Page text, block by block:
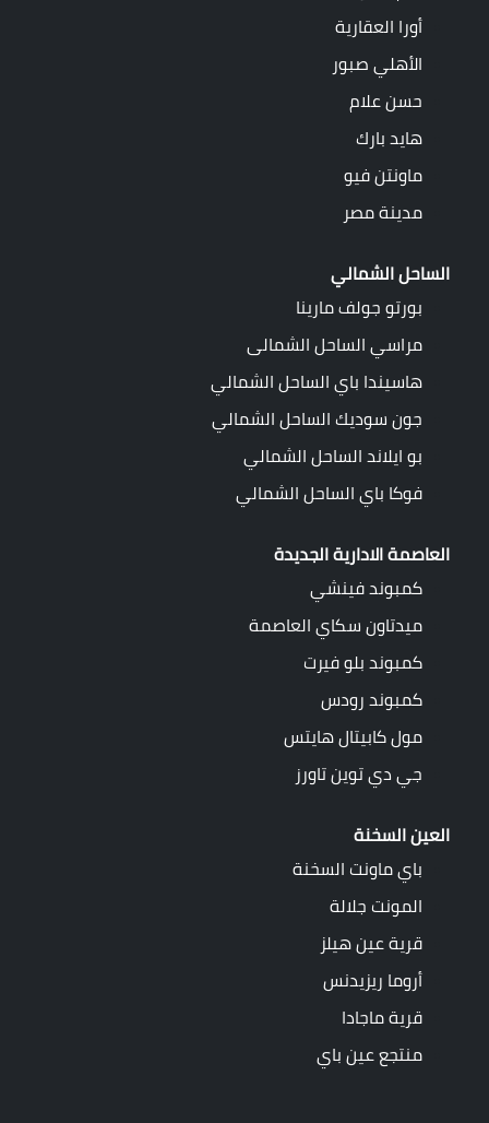
أورا العقارية
الأهلي صبور
حسن علام
هايد بارك
ماونتن فيو
مدينة مصر
الساحل الشمالي
بورتو جولف مارينا
مراسي الساحل الشمالى
هاسيندا باي الساحل الشمالي
جون سوديك الساحل الشمالي
بو ايلاند الساحل الشمالي
فوكا باي الساحل الشمالي
العاصمة الادارية الجديدة
كمبوند فينشي
ميدتاون سكاي العاصمة
كمبوند بلو فيرت
كمبوند رودس
مول كابيتال هايتس
جي دي توين تاورز
العين السخنة
باي ماونت السخنة
المونت جلالة
قرية عين هيلز
أروما ريزيدنس
قرية ماجادا
منتجع عين باي